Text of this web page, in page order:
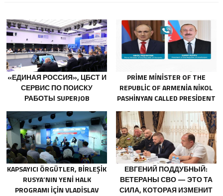
«ЕДИНАЯ РОССИЯ», ЦБСТ И
СЕРВИС ПО ПОИСКУ
РАБОТЫ SUPERJOB
РОССИИ
СПЕЦИАЛИЗИРОВАННУЮ
ПЛАТФОРМУ ДЛЯ
ТРУДОУСТРОЙСТВА
ВЕТЕРАНОВ СВО
PRIME MINISTER OF THE
REPUBLIC OF ARMENIA NIKOL
PASHINYAN CALLED PRESIDENT
AZERBAIJAN ILHAM ALIYEV
KAPSAYICI ÖRGÜTLER, BIRLEŞIK
RUSYA’NIN YENI HALK
PROGRAMI IÇIN VLADISLAV
ЕВГЕНИЙ ПОДДУБНЫЙ:
ВЕТЕРАНЫ СВО — ЭТО ТА
СИЛА, КОТОРАЯ ИЗМЕНИТ